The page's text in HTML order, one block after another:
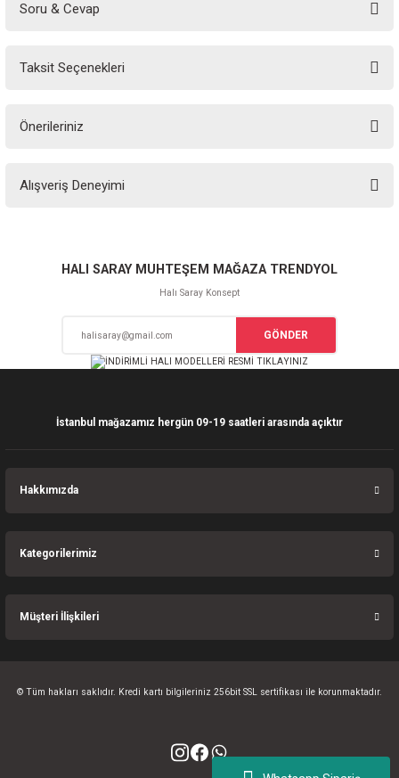
Soru & Cevap
Taksit Seçenekleri
Önerileriniz
yetersiz gördüğünüz noktaları öneri formunu kullanarak tarafımıza
Ürün resmi kalitesiz, bozuk veya görüntülenemiyor.
Ürün açıklamasında eksik bilgiler bulunuyor.
Bu ürüne benzer farklı alternatifler olmalı.
Alışveriş Deneyimi
Sitemize ilk yorumu siz yapın!
HALI SARAY MUHTEŞEM MAĞAZA TRENDYOL
Halı Saray Konsept
GÖNDER
İstanbul mağazamız hergün 09-19 saatleri arasında açıktır
Hakkımızda
Kategorilerimiz
Müşteri İlişkileri
© Tüm hakları saklıdır. Kredi kartı bilgileriniz 256bit SSL sertifikası ile korunmaktadır.